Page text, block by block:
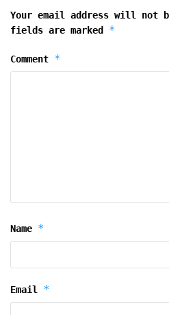
Your email address will not
fields are marked *
Comment *
Name *
Email *